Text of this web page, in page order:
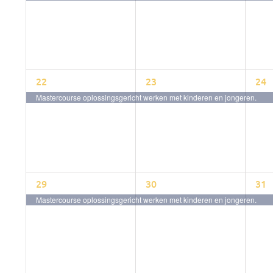
1
event,
22
Mastercourse oplossingsgericht werken met kinderen en jongeren.
1
event,
23
1
24
1
event,
29
Mastercourse oplossingsgericht werken met kinderen en jongeren.
1
event,
30
1
31